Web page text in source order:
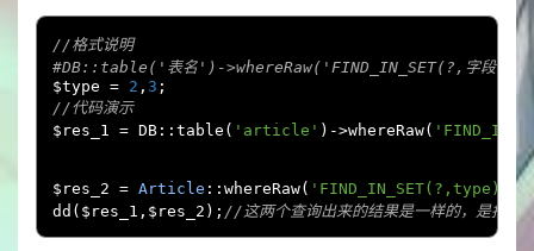
//格式说明
#DB::table('表名')->whereRaw('FIND_IN_SET(?,字段名
$type = 2 , 3 ;
//代码演示
$res_1 = DB :: table ( 'article' )->whereRaw(
$res_2 = Article :: whereRaw( 'FIND_IN_SET(?,type)' ,[
dd ( $res_1 , $res_2 ); //这两个查询出来的结果是一样的，是指